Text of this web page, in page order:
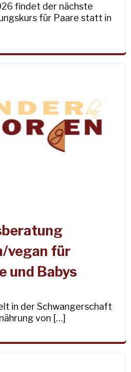
findet der nächste
für Paare statt in
vegan für
und Babys
in der Schwangerschaft
von […]